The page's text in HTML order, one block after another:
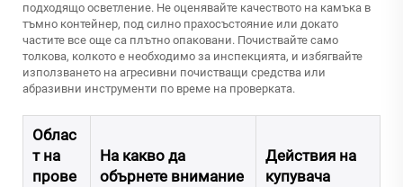
подходящо осветление. Не оценявайте качеството на камъка в
тъмно контейнер, под силно прахосъстояние или докато
частите все още са плътно опаковани. Почиствайте само
толкова, колкото е необходимо за инспекцията, и избягвайте
използването на агресивни почистващи средства или
абразивни инструменти по време на проверката.
Облас
т на
прове
На какво да
обърнете внимание
Действия на
купувача